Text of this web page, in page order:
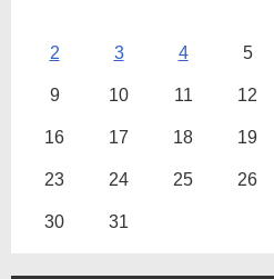
2 3 4 5
9 10 11 12
16 17 18 19
23 24 25 26
30 31